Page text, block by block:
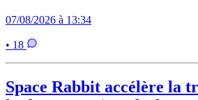
07/08/2026 à 13:34
• 18
Space Rabbit accélère la